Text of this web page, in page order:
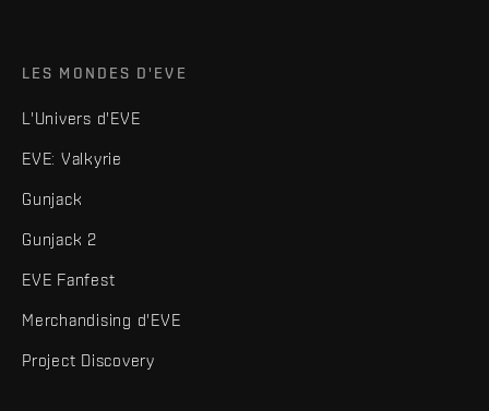
LES MONDES D'EVE
L'Univers d'EVE
EVE: Valkyrie
Gunjack
Gunjack 2
EVE Fanfest
Merchandising d'EVE
Project Discovery